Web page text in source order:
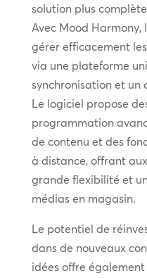
solution plus
Avec Mood Harmony,
gérer efficacement
via une plateforme
synchronisation et un
Le logiciel propose
programmation
de contenu et des
à distance, offrant
grande flexibilité et
médias en magasin.
Le potentiel de
dans de nouveaux
idées offre